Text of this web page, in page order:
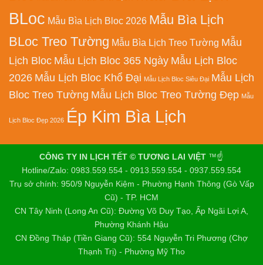
BLoc Mẫu Bìa Lịch Bloc 2026 Mẫu Bìa Lịch
BLoc Treo Tường Mẫu Bìa Lịch Treo Tường Mẫu
Lịch Bloc Mẫu Lịch Bloc 365 Ngày Mẫu Lịch Bloc
2026 Mẫu Lịch Bloc Khổ Đại Mẫu Lịch Bloc Siêu Đại Mẫu Lịch
Bloc Treo Tường Mẫu Lịch Bloc Treo Tường Đẹp Mẫu
Lịch Bloc Đẹp 2026 Ép Kim Bìa Lịch
CÔNG TY IN LỊCH TẾT © TƯƠNG LAI VIỆT ™☝️
Hotline/Zalo: 0983.559.554 - 0913.559.554 - 0937.559.554
Trụ sở chính: 950/9 Nguyễn Kiệm - Phường Hạnh Thông (Gò Vấp
Cũ) - TP. HCM
CN Tây Ninh (Long An Cũ): Đường Võ Duy Tạo, Ấp Ngãi Lợi A,
Phường Khánh Hậu
CN Đồng Tháp (Tiền Giang Cũ): 554 Nguyễn Tri Phương (Chợ
Thạnh Trị) - Phường Mỹ Tho